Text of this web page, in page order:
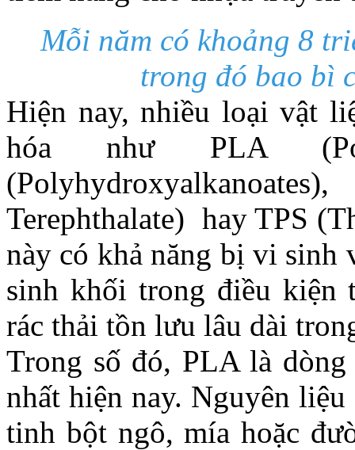
Mỗi năm có khoảng 8
trong đó bao bì
Hiện nay, nhiều loại vật
hóa như PLA
Terephthalate) hay TPS
này có khả năng bị vi sinh
sinh khối trong điều kiện
rác thải tồn lưu lâu dài
Trong số đó, PLA là
nhất hiện nay. Nguyên
tinh bột ngô, mía hoặc